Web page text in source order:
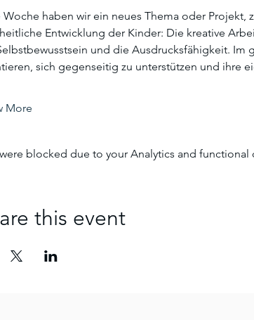
Woche haben wir ein neues Thema oder
Entwicklung der Kinder: Die kreative
und die Ausdrucksfähigkeit. Im
sich gegenseitig zu unterstützen und ihre
More
blocked due to your Analytics and functional
this event